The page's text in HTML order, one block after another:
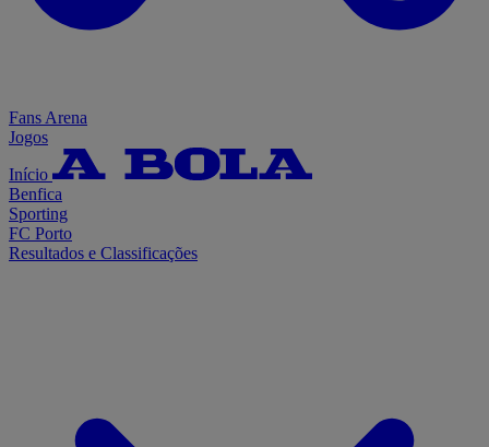
Fans Arena
Jogos
Início
Benfica
Sporting
FC Porto
Resultados e Classificações